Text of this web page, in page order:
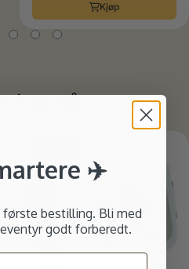
Kjøp
hot nå
✈️
første bestilling. Bli med
godt forberedt.